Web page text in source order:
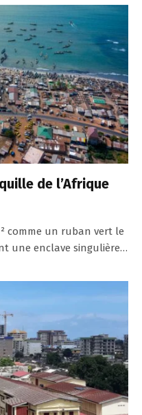
de l’Afrique
comme un ruban vert le
une enclave singulière…